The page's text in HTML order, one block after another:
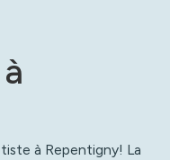
à Repentigny! La